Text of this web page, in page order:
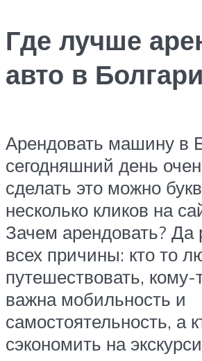
Где лучше
авто в
Арендовать машину в
сегодняшний день
сделать это можно
несколько кликов на
Зачем арендовать? Да
всех причины: кто то
путешествовать, кому-
важна мобильность и
самостоятельность, а
сэкономить на